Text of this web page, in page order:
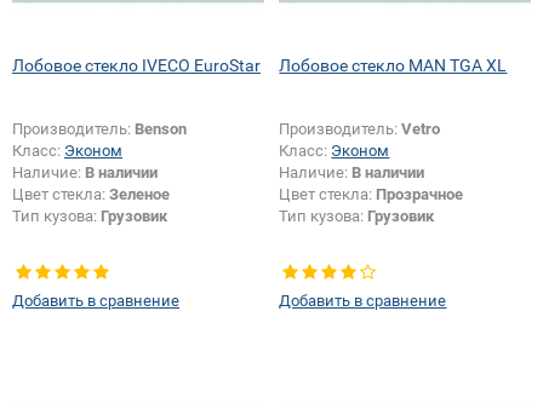
Лобовое стекло IVECO EuroStar
Производитель: Benson
Класс: Эконом
Наличие: В наличии
Цвет стекла: Зеленое
Тип кузова: Грузовик
Добавить в сравнение
Лобовое стекло MAN TGA XL
Производитель:Vetro
Класс: Эконом
Наличие: В наличии
Цвет стекла: Прозрачное
Тип кузова: Грузовик
Добавить в сравнение